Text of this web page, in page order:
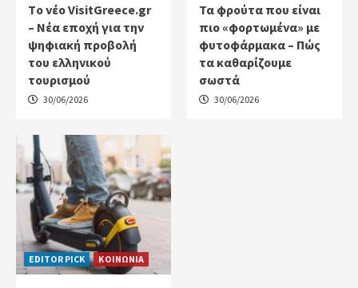
Tο νέο VisitGreece.gr
– Νέα εποχή για την
ψηφιακή προβολή
του ελληνικού
τουρισμού
30/06/2026
Τα φρούτα που είναι
πιο «φορτωμένα» με
φυτοφάρμακα – Πώς
τα καθαρίζουμε
σωστά
30/06/2026
EDITOR PICK ΚΟΙΝΩΝΙΑ